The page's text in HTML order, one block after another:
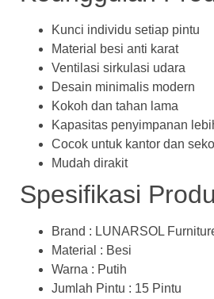
Kunci individu setiap pintu
Material besi anti karat
Ventilasi sirkulasi udara
Desain minimalis modern
Kokoh dan tahan lama
Kapasitas penyimpanan
Cocok untuk kantor dan
Mudah dirakit
Spesifikasi
Brand : LUNARSOL
Material : Besi
Warna : Putih
Jumlah Pintu : 15 Pintu